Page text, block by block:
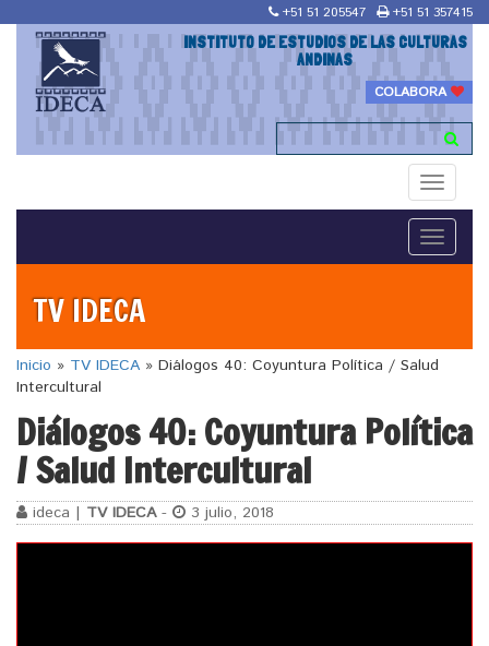
+51 51 205547 +51 51 357415
INSTITUTO DE ESTUDIOS DE LAS CULTURAS
ANDINAS
COLABORA
Toggle
Toggle
TV IDECA
Inicio » TV IDECA » Diálogos 40: Coyuntura Política / Salud
Intercultural
Diálogos 40: Coyuntura Política
/ Salud Intercultural
ideca | TV IDECA- 3 julio, 2018